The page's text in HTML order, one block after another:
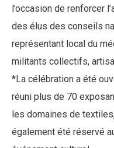
l’occasion de renforcer
des élus des conseils
représentant local du
militants collectifs,
*La célébration a été
réuni plus de 70
les domaines de
également été réservé